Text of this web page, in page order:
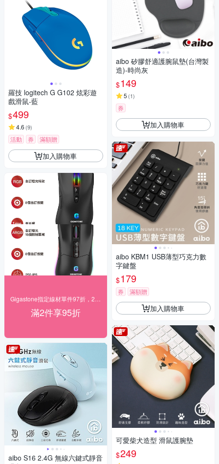
羅技 logitech G G102 炫彩遊
戲滑鼠-藍
$499
4.6 (9)
活動 券 滿額贈
加入購物車
滿2件享95折
aibo S16 2.4G 無線六鍵式靜音
aibo 矽膠舒適護腕鼠墊(台灣製
造)-時尚灰
$149
5 (1)
券
加入購物車
aibo KBM1 USB薄型巧克力數
字鍵盤
$179
券 滿額贈
加入購物車
可愛柴犬造型 滑鼠護腕墊
$249